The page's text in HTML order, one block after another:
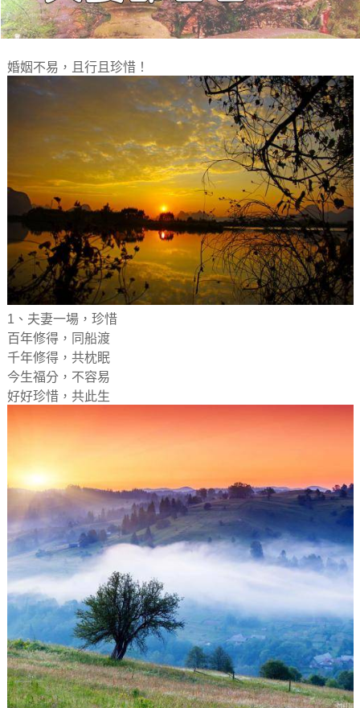
婚姻不易，且行且珍惜！
1、夫妻一場，珍惜
百年修得，同船渡
千年修得，共枕眠
今生福分，不容易
好好珍惜，共此生